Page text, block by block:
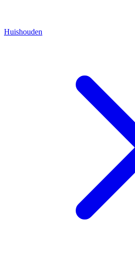
Huishouden